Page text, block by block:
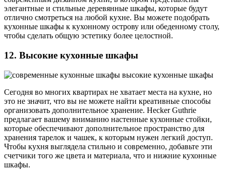
элегантные и стильные деревянные шкафы, которые будут
отлично смотреться на любой кухне. Вы можете подобрать
кухонные шкафы к кухонному острову или обеденному столу,
чтобы сделать общую эстетику более целостной.
12. Высокие кухонные шкафы
Сегодня во многих квартирах не хватает места на кухне, но
это не значит, что вы не можете найти креативные способы
организовать дополнительное хранение. Hecker Guthrie
предлагает вашему вниманию настенные кухонные стойки,
которые обеспечивают дополнительное пространство для
хранения тарелок и чашек, к которым нужен легкий доступ.
Чтобы кухня выглядела стильно и современно, добавьте эти
счетчики того же цвета и материала, что и нижние кухонные
шкафы.